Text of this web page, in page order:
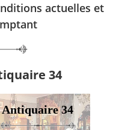
actuelles et
34
Antiquaire 34